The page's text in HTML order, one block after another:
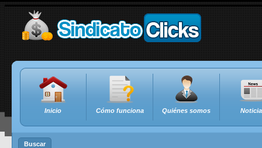
Inicio Cómo funciona Quiénes somos
Buscar